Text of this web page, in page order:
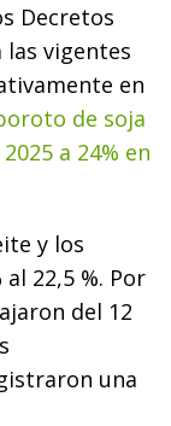
Decretos
las vigentes
en
de soja
a 24% en
y los
22,5 %. Por
del 12
una